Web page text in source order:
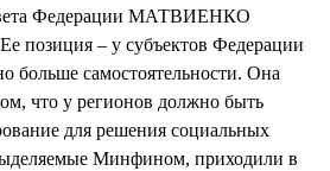
Федерации МАТВИЕНКО
позиция – у субъектов Федерации
больше самостоятельности. Она
что у регионов должно быть
для решения социальных
Минфином, приходили в